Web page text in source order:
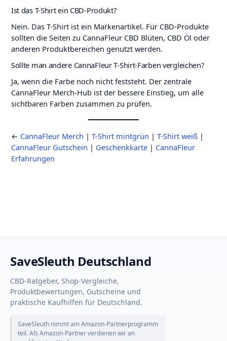
Ist das T-Shirt ein CBD-Produkt?
Nein. Das T-Shirt ist ein Markenartikel. Für CBD-Produkte
sollten die Seiten zu CannaFleur CBD Blüten, CBD Öl oder
anderen Produktbereichen genutzt werden.
Sollte man andere CannaFleur T-Shirt-Farben vergleichen?
Ja, wenn die Farbe noch nicht feststeht. Der zentrale
CannaFleur Merch-Hub ist der bessere Einstieg, um alle
sichtbaren Farben zusammen zu prüfen.
← CannaFleur Merch | T-Shirt mintgrün | T-Shirt weiß|
CannaFleur Gutschein | Geschenkkarte| CannaFleur
Erfahrungen
SaveSleuth Deutschland
CBD-Ratgeber, Shop-Vergleiche,
Produktbewertungen, Gutscheine und
praktische Kaufhilfen für Deutschland.
SaveSleuth nimmt am Amazon-Partnerprogramm
teil. Als Amazon-Partner verdienen wir an